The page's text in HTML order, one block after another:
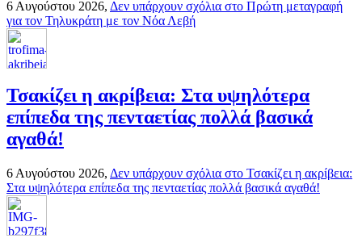
6 Αυγούστου 2026, Δεν υπάρχουν σχόλια στο Πρώτη μεταγραφή
για τον Τηλυκράτη με τον Νόα Λεβή
Τσακίζει η ακρίβεια: Στα υψηλότερα
επίπεδα της πενταετίας πολλά βασικά
αγαθά!
6 Αυγούστου 2026, Δεν υπάρχουν σχόλια στο Τσακίζει η ακρίβεια:
Στα υψηλότερα επίπεδα της πενταετίας πολλά βασικά αγαθά!